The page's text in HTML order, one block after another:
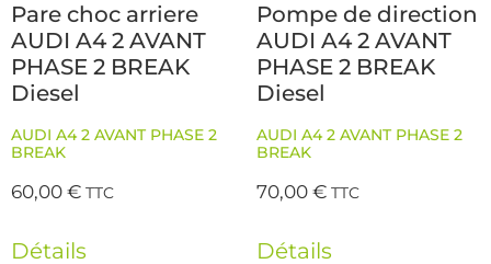
Pare choc arriere
AUDI A4 2 AVANT
PHASE 2 BREAK
Diesel
AUDI A4 2 AVANT PHASE 2
BREAK
60,00€ TTC
Détails
Pompe de direction
AUDI A4 2 AVANT
PHASE 2 BREAK
Diesel
AUDI A4 2 AVANT PHASE 2
BREAK
70,00€ TTC
Détails